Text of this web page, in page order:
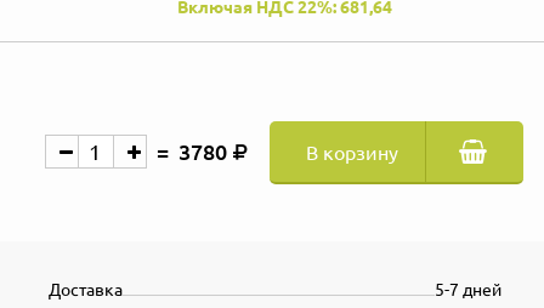
Включая НДС 22%: 681,64
3780 В корзину
5-7 дней
Доставка